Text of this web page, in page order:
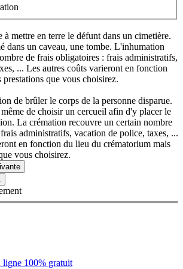
mettre en terre le défunt dans un cimetière.
dans un caveau, une tombe. L'inhumation
de frais obligatoires : frais administratifs,
... Les autres coûts varieront en fonction
prestations que vous choisirez.
de brûler le corps de la personne disparue.
de choisir un cercueil afin d'y placer le
La crémation recouvre un certain nombre
administratifs, vacation de police, taxes, ...
en fonction du lieu du crématorium mais
vous choisirez.
ligne 100% gratuit